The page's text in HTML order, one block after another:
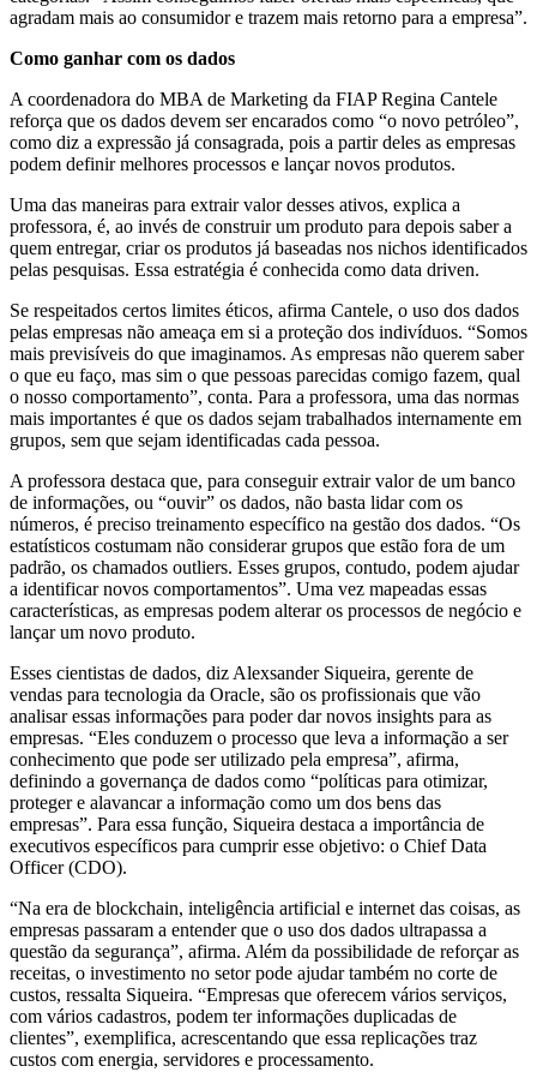
agradam mais ao consumidor e trazem mais retorno para a empresa”.
Como ganhar com os dados
A coordenadora do MBA de Marketing da FIAP Regina Cantele
reforça que os dados devem ser encarados como “o novo petróleo”,
como diz a expressão já consagrada, pois a partir deles as empresas
podem definir melhores processos e lançar novos produtos.
Uma das maneiras para extrair valor desses ativos, explica a
professora, é, ao invés de construir um produto para depois saber a
quem entregar, criar os produtos já baseadas nos nichos identificados
pelas pesquisas. Essa estratégia é conhecida como data driven.
Se respeitados certos limites éticos, afirma Cantele, o uso dos dados
pelas empresas não ameaça em si a proteção dos indivíduos. “Somos
mais previsíveis do que imaginamos. As empresas não querem saber
o que eu faço, mas sim o que pessoas parecidas comigo fazem, qual
o nosso comportamento”, conta. Para a professora, uma das normas
mais importantes é que os dados sejam trabalhados internamente em
grupos, sem que sejam identificadas cada pessoa.
A professora destaca que, para conseguir extrair valor de um banco
de informações, ou “ouvir” os dados, não basta lidar com os
números, é preciso treinamento específico na gestão dos dados. “Os
estatísticos costumam não considerar grupos que estão fora de um
padrão, os chamados outliers. Esses grupos, contudo, podem ajudar
a identificar novos comportamentos”. Uma vez mapeadas essas
características, as empresas podem alterar os processos de negócio e
lançar um novo produto.
Esses cientistas de dados, diz Alexsander Siqueira, gerente de
vendas para tecnologia da Oracle, são os profissionais que vão
analisar essas informações para poder dar novos insights para as
empresas. “Eles conduzem o processo que leva a informação a ser
conhecimento que pode ser utilizado pela empresa”, afirma,
definindo a governança de dados como “políticas para otimizar,
proteger e alavancar a informação como um dos bens das
empresas”. Para essa função, Siqueira destaca a importância de
executivos específicos para cumprir esse objetivo: o Chief Data
Officer (CDO).
“Na era de blockchain, inteligência artificial e internet das coisas, as
empresas passaram a entender que o uso dos dados ultrapassa a
questão da segurança”, afirma. Além da possibilidade de reforçar as
receitas, o investimento no setor pode ajudar também no corte de
custos, ressalta Siqueira. “Empresas que oferecem vários serviços,
com vários cadastros, podem ter informações duplicadas de
clientes”, exemplifica, acrescentando que essa replicações traz
custos com energia, servidores e processamento.